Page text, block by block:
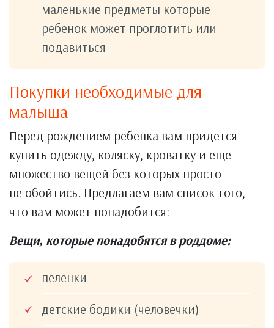
маленькие предметы которые
ребенок может проглотить или
подавиться
Покупки необходимые для
малыша
Перед рождением ребенка вам придется
купить одежду, коляску, кроватку и еще
множество вещей без которых просто
не обойтись. Предлагаем вам список того,
что вам может понадобится:
Вещи, которые понадобятся в роддоме:
пеленки
детские бодики (человечки)